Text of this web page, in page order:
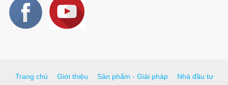
Trang chủ Giới thiệu Sản phẩm - Giải pháp
Nhà đầu tư